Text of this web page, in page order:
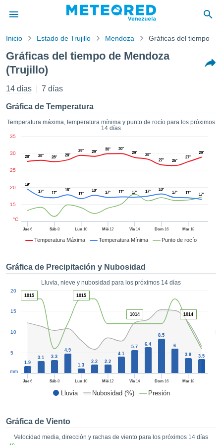
de
por
que la
calidad.
a este
y
forma
digital
basada
nuestra
seguir
sin coste.
a la
de todas
ya sean
nuestros
nos
así como
un perfil
para
CONFIGURACIÓN
Inicio Estado de Trujillo Mendoza Gráficas del tiempo
Gráficas del tiempo de Mendoza
(Trujillo)
14 días 7 días
Gráfica de Temperatura
Temperatura máxima, temperatura mínima y punto de rocío para los próximos
14 días
Temperatura Máxima Temperatura Mínima Punto de rocío
Jue 6 Sáb8 Lun 10 Mié 12 Vie 14 Dom16 Mar18
15
20
25
30
35
°C
28° 28° 28° 28°
29° 29°
30°
30°
29°
28°
27°
26°
27°
29°
19°
17°
17°
18°
17°
18° 17° 17° 17° 17° 18°
17° 17° 17°
Gráfica de Precipitación y Nubosidad
Lluvia, nieve y nubosidad para los próximos 14 días
Lluvia Nubosidad (%) Presión
50
Jue 6 Sáb8 Lun 10 Mié 12 Vie 14 Dom16 Mar18
5
10
15
20
mm
1.9
3.1 3.3
4.9
1.3
2.2 2.2
4.1
5.7 6.4
8.5
6
3.8
3.5
1015 1015
1014 1014
Gráfica de Viento
Velocidad media, dirección y rachas de viento para los próximos 14 días